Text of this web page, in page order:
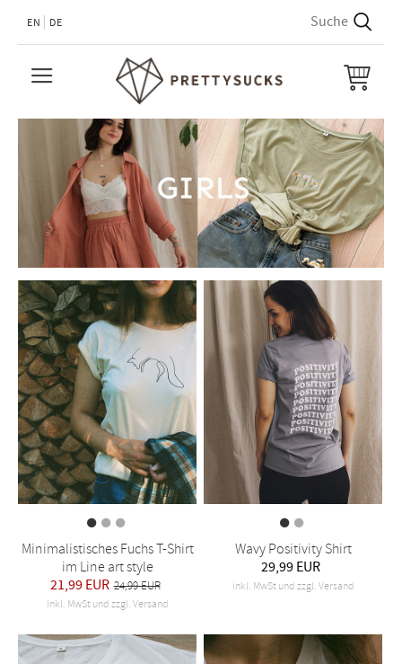
EN DE
Minimalistisches Fuchs T-Shirt
im Line art style
21,99 EUR 24,99 EUR
inkl. MwSt und zzgl. Versand
Wavy Positivity Shirt
29,99 EUR
inkl. MwSt und zzgl. Versand